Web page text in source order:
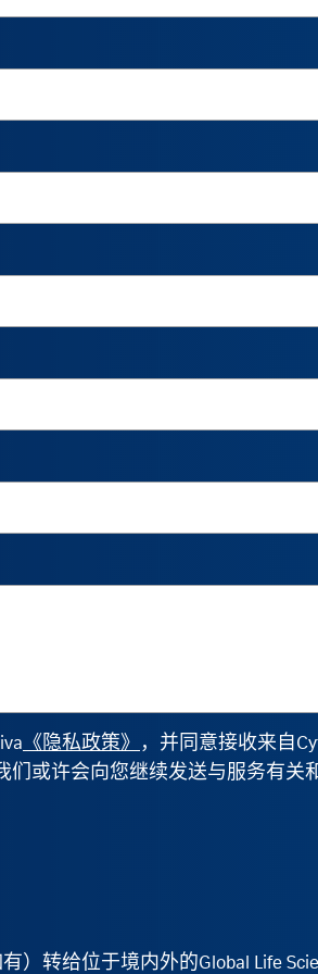
《 隐私政策》
，并同意接收来自
们或许会向您继续发送与服务有关
转给位于境内外的Global Life